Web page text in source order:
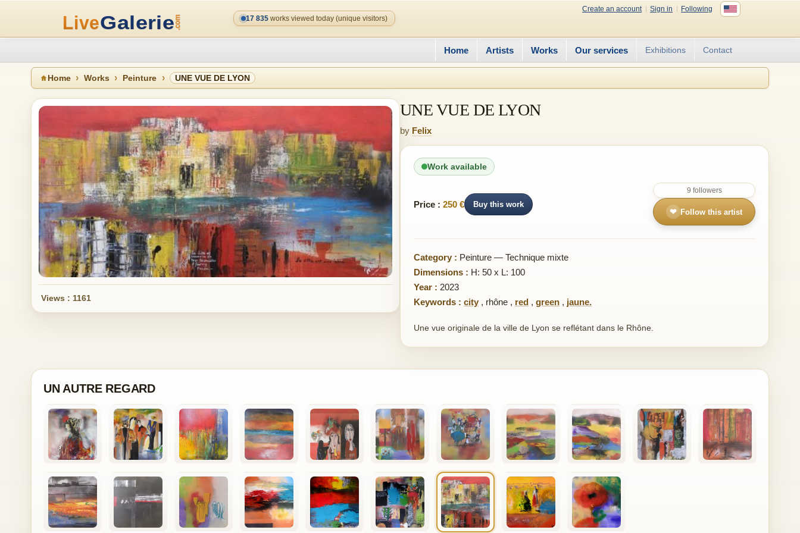
Create an account Sign in
Following
17 835 works viewed today (unique visitors)
Home Artists Works Our services Exhibitions Contact
Home Works Peinture UNE VUE DE LYON
Views : 1161
UNE VUE DE LYON
by Felix
Work available
Price : 250 € Buy this work
9 followers
❤ Follow this artist
Category : Peinture — Technique mixte
Dimensions : H: 50 x L: 100
Year : 2023
Keywords : city , rhône , red , green , jaune.
Une vue originale de la ville de Lyon se reflétant dans le Rhône.
UN AUTRE REGARD